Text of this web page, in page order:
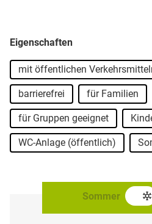
Eigenschaften
mit öffentlichen
barrierefrei für Familien
für Gruppen geeignet
WC-Anlage (öffentlich)
Sommer